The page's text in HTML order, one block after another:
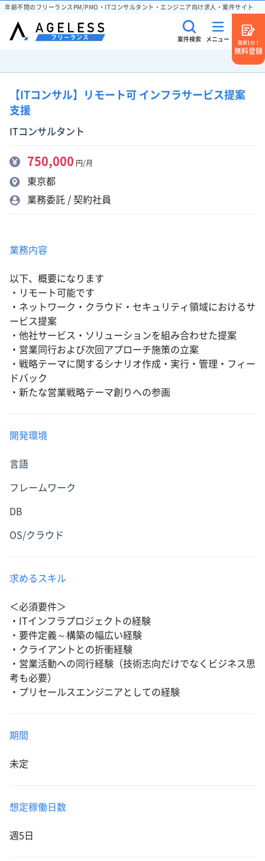
年齢不問のフリーランスPM/PMO・ITコンサルタント・エンジニア向け求人・案件サイト
案件検索 メニュー
簡単1分！
無料登録
【ITコンサル】リモート可 インフラサービス提案
支援
ITコンサルタント
750,000 円/月
東京都
業務委託 / 契約社員
業務内容
以下、概要になります
・リモート可能です
・ネットワーク・クラウド・セキュリティ領域におけるサ
ービス提案
・他社サービス・ソリューションを組み合わせた提案
・営業同行および次回アプローチ施策の立案
・戦略テーマに関するシナリオ作成・実行・管理・フィー
ドバック
・新たな営業戦略テーマ創りへの参画
開発環境
言語
フレームワーク
DB
OS/クラウド
求めるスキル
＜必須要件＞
・ITインフラプロジェクトの経験
・要件定義～構築の幅広い経験
・クライアントとの折衝経験
・営業活動への同行経験（技術志向だけでなくビジネス思
考も必要）
・プリセールスエンジニアとしての経験
期間
未定
想定稼働日数
週5日